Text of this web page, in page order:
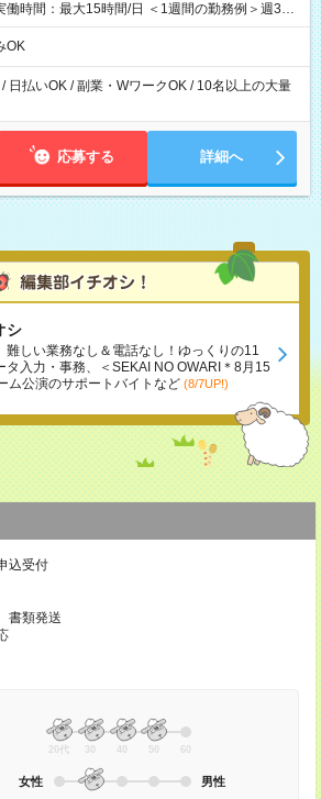
働時間：最大15時間/日 ＜1週間の勤務例＞週3回
金 休み：火・木・土・日 好きな時にお仕事
OK
日払いOK / 副業・WワークOK / 10名以上の大量
応募する 詳細へ
シ
難しい業務なし＆電話なし！ゆっくりの11
タ入力・事務、＜SEKAI NO OWARI＊8月15
ム公演のサポートバイトなど (8/7UP!)
込受付
書類発送
20代 30 40 50 60
女性 男性